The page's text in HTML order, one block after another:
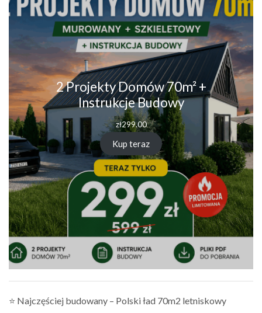
2 Projekty Domów 70m² +
Instrukcje Budowy
zł299.00
Kup teraz
⭐ Najczęściej budowany – Polski ład 70m2 letniskowy